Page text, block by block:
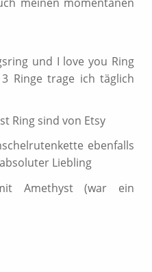
und I love you Ring
Ringe trage ich täglich
Ring sind von Etsy
ebenfalls
Liebling
Amethyst (war ein